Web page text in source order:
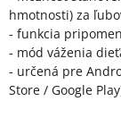
hmotnosti) za
- funkcia
- mód váženia
- určená pre
Store / Google